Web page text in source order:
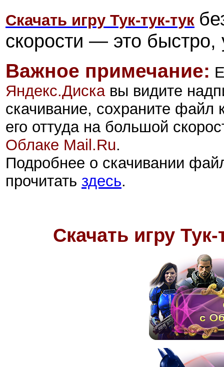
Скачать игру Тук-тук-тук
скорости — это быстро,
Важное примечание:
Яндекс.Дискавы видите
скачивание, сохраните файл
его оттуда на большой
Облаке Mail.Ru.
Подробнее о скачивании
прочитать здесь.
Скачать игру Тук-